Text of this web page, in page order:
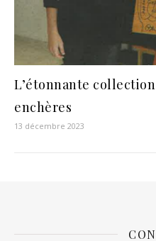
L’étonnante
enchères
13 décembre 2023